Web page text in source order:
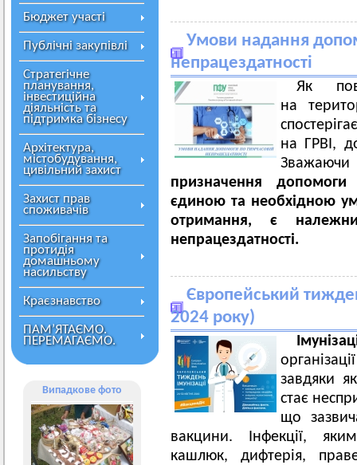
Бюджет участі
Публічні закупівлі
Стратегічне
планування,
інвестиційна
діяльність та
підтримка бізнесу
Архітектура,
містобудування,
цивільний захист
Захист прав
споживачів
Запобігання та
протидія
домашньому
насильству
Краєзнавство
ПАМ’ЯТАЄМО.
ПЕРЕМАГАЄМО.
Випадкове фото
Умови надання
непрацездатності
Як
на
на ГРВІ,
призначення допомоги
єдиною та необхідною
отримання, є
непрацездатності.
Європейський
2024 року)
завдяки
стає
що
вакцини. Інфекції,
кашлюк, дифтерія,